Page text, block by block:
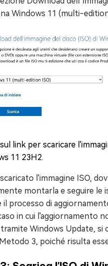
Windows 11 (multi-
sul link per scaricare
11 23H2.
l'immagine ISO,
montarla e seguire le
processo di
in cui l'aggiornamento
Windows Update, si
3, poiché risulta